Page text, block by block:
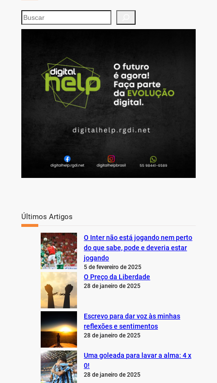
S
e
Últimos Artigos
O Inter não está jogando nem perto
do que sabe, pode e deveria estar
jogando
5 de fevereiro de 2025
O Preço da Liberdade
28 de janeiro de 2025
Escrevo para dar voz às minhas
reflexões e sentimentos
28 de janeiro de 2025
Uma goleada para lavar a alma: 4 x
0!
28 de janeiro de 2025